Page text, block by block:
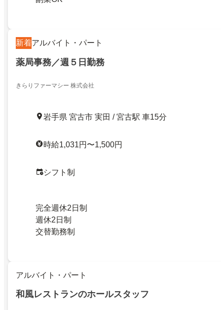
新着アルバイト・パート
薬局事務／週５日勤務
きらりファーマシー 株式会社
岩手県 宮古市 実田 / 宮古駅 車15分
時給1,031円〜1,500円
シフト制
完全週休2日制
週休2日制
交替勤務制
アルバイト・パート
和風レストランのホールスタッフ